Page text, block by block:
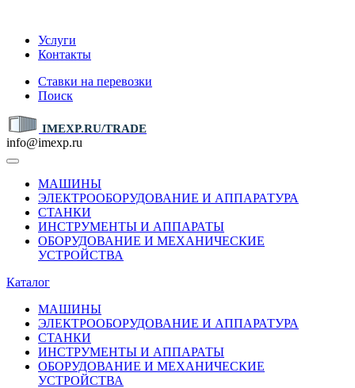
Услуги
Контакты
Ставки на перевозки
Поиск
IMEXP.RU/TRADE
info@imexp.ru
МАШИНЫ
ЭЛЕКТРООБОРУДОВАНИЕ И АППАРАТУРА
СТАНКИ
ИНСТРУМЕНТЫ И АППАРАТЫ
ОБОРУДОВАНИЕ И МЕХАНИЧЕСКИЕ
УСТРОЙСТВА
Каталог
МАШИНЫ
ЭЛЕКТРООБОРУДОВАНИЕ И АППАРАТУРА
СТАНКИ
ИНСТРУМЕНТЫ И АППАРАТЫ
ОБОРУДОВАНИЕ И МЕХАНИЧЕСКИЕ
УСТРОЙСТВА